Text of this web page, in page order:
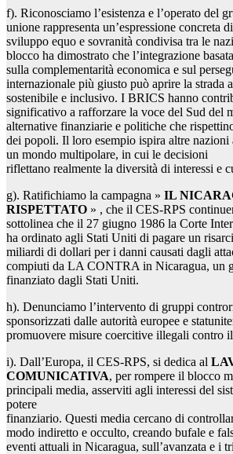
f). Riconosciamo l’esistenza e l’operato del
unione rappresenta un’espressione concreta
sviluppo equo e sovranità condivisa tra le
blocco ha dimostrato che l’integrazione
sulla complementarità economica e sul
internazionale più giusto può aprire la strada
sostenibile e inclusivo. I BRICS hanno
significativo a rafforzare la voce del Sud del
alternative finanziarie e politiche che
dei popoli. Il loro esempio ispira altre nazioni
un mondo multipolare, in cui le decisioni
riflettano realmente la diversità di interessi e
g). Ratifichiamo la campagna » IL
RISPETTATO » , che il CES-RPS
sottolinea che il 27 giugno 1986 la Corte
ha ordinato agli Stati Uniti di pagare un
miliardi di dollari per i danni causati dagli
compiuti da LA CONTRA in Nicaragua, un
finanziato dagli Stati Uniti.
h). Denunciamo l’intervento di gruppi
sponsorizzati dalle autorità europee e
promuovere misure coercitive illegali contro
i). Dall’Europa, il CES-RPS, si dedica al
COMUNICATIVA, per rompere il blocco
principali media, asserviti agli interessi del
potere
finanziario. Questi media cercano di
modo indiretto e occulto, creando bufale e
eventi attuali in Nicaragua, sull’avanzata e i